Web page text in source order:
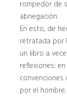
rompedor de
abnegación.
En esto, de
retratada por
un libro a
reflexiones:
convenciones
por el hombre.